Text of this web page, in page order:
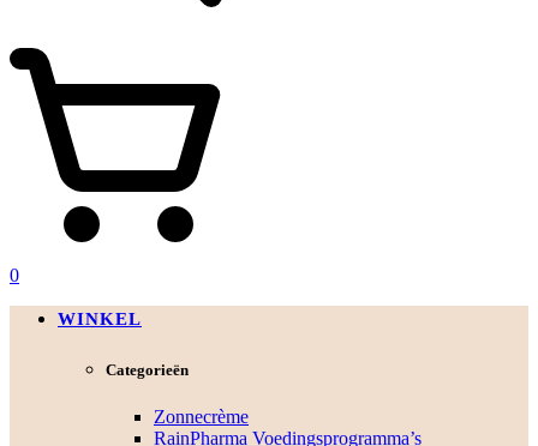
0
WINKEL
Categorieën
Zonnecrème
RainPharma Voedingsprogramma’s